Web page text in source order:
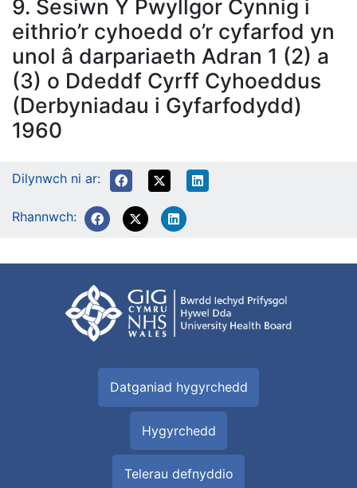
9. Sesiwn Y Pwyllgor Cynnig i
eithrio’r cyhoedd o’r cyfarfod yn
unol â darpariaeth Adran 1 (2) a
(3) o Ddeddf Cyrff Cyhoeddus
(Derbyniadau i Gyfarfodydd)
1960
Dilynwch ni ar:
Rhannwch:
Datganiad hygyrchedd
Hygyrchedd
Telerau defnyddio